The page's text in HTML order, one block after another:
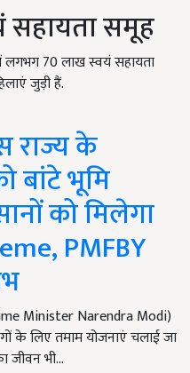
समूह
70 लाख स्वयं सहायता
जुड़ी हैं.
राज्य के
बांटे भूमि
को मिलेगा
PMFBY
Minister Narendra Modi)
के लिए तमाम योजनाएं चलाई जा
जीवन भी…